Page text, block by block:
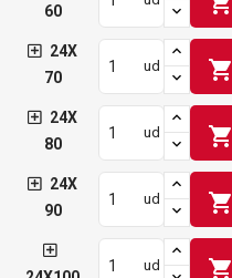
60
24X
70
ud shopping_cart
24X
80
ud shopping_cart
24X
90
ud shopping_cart
ud shopping_cart